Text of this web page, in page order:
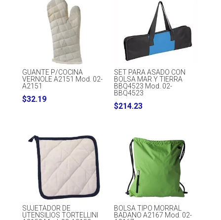
GUANTE P/COCINA
VERNOLE A2151 Mod. 02-
A2151
$32.19
SET PARA ASADO CON
BOLSA MAR Y TIERRA
BBQ4523 Mod. 02-
BBQ4523
$214.23
SUJETADOR DE
UTENSILIOS TORTELLINI
BOLSA TIPO MORRAL
BADANO A2167 Mod. 02-